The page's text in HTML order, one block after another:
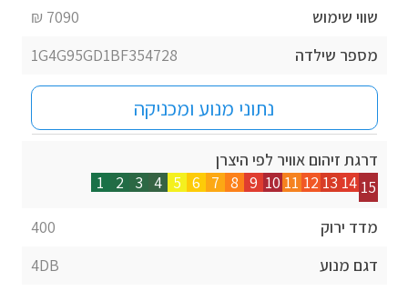
שווי שימוש
7090 ₪
מספר שילדה
1G4G95GD1BF354728
נתוני מנוע ומכניקה
דרגת זיהום אוויר לפי היצרן
1
2 3 4 5 6 7 8 9 10 11 12 13 14 15
מדד ירוק
400
דגם מנוע
4DB